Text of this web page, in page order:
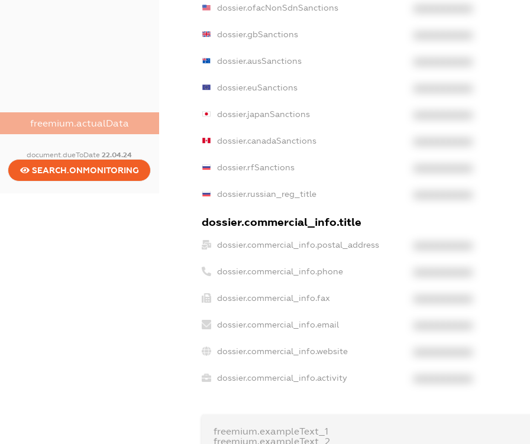
freemium.actualData
document.dueToDate22.04.24
SEARCH.ONMONITORING
dossier.ofacNonSdnSanctions
dossier.gbSanctions
dossier.ausSanctions
dossier.euSanctions
dossier.japanSanctions
dossier.canadaSanctions
dossier.rfSanctions
dossier.russian_reg_title
dossier.commercial_info.title
dossier.commercial_info.postal_address
dossier.commercial_info.phone
dossier.commercial_info.fax
dossier.commercial_info.email
dossier.commercial_info.website
dossier.commercial_info.activity
freemium.exampleText_1
freemium.exampleText_2